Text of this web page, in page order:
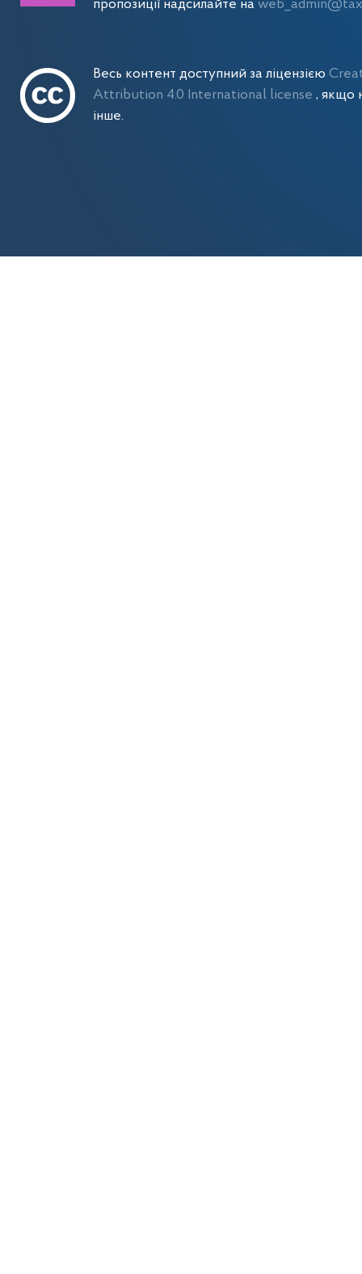
пропозиції надсилайте на
Весь контент доступний за ліцензією
Attribution 4.0 International license , якщо
інше.